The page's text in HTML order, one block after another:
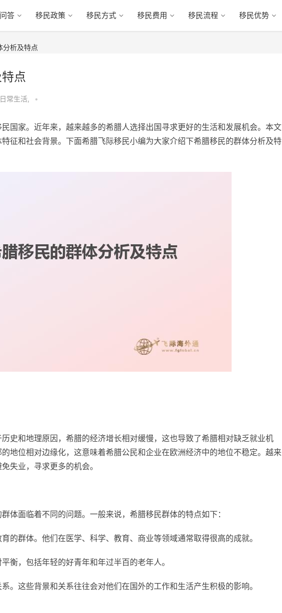
答 移民政策 移民方式 移民费用 移民流程 移民优势
分析及特点
点
日常生活, •
国家。近年来，越来越多的希腊人选择出国寻求更好的生活和发展机会。本文
征和社会背景。下面希腊飞际移民小编为大家介绍下希腊移民的群体分析及特
史和地理原因，希腊的经济增长相对缓慢，这也导致了希腊相对缺乏就业机
地位相对边缘化，这意味着希腊公民和企业在欧洲经济中的地位不稳定。越来
失业，寻求更多的机会。
体面临着不同的问题。一般来说，希腊移民群体的特点如下：
的群体。他们在医学、科学、教育、商业等领域通常取得很高的成就。
衡，包括年轻的好青年和年过半百的老年人。
。这些背景和关系往往会对他们在国外的工作和生活产生积极的影响。